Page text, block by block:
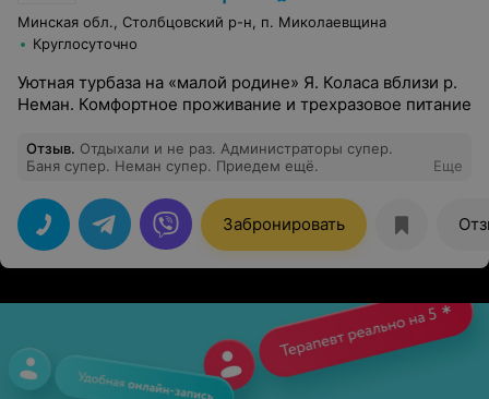
Минская обл., Столбцовский р-н, п. Миколаевщина
Круглосуточно
Уютная турбаза на «малой родине» Я. Коласа вблизи р.
Неман. Комфортное проживание и трехразовое питание
Отзыв. Отдыхали и не раз. Администраторы супер.
Баня супер. Неман супер. Приедем ещё.
Еще
Забронировать